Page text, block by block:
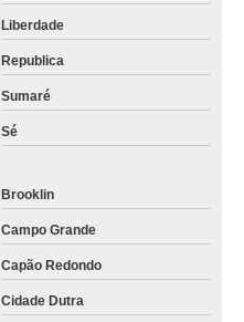
Liberdade
Republica
Sumaré
Sé
Brooklin
Campo Grande
Capão Redondo
Cidade Dutra